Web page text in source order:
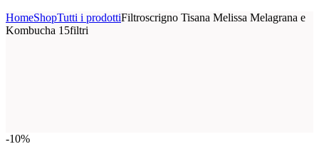
HomeShopTutti i prodottiFiltroscrigno Tisana Melissa Melagrana e
Kombucha 15filtri
-10%